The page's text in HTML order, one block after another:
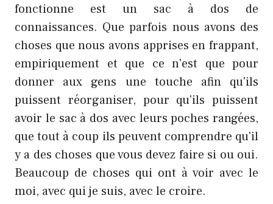
fonctionne est un sac à dos de
connaissances. Que parfois nous avons des
choses que nous avons apprises en frappant,
empiriquement et que ce n'est que pour
donner aux gens une touche afin qu'ils
puissent réorganiser, pour qu'ils puissent
avoir le sac à dos avec leurs poches rangées,
que tout à coup ils peuvent comprendre qu'il
y a des choses que vous devez faire si ou oui.
Beaucoup de choses qui ont à voir avec le
moi, avec qui je suis, avec le croire.